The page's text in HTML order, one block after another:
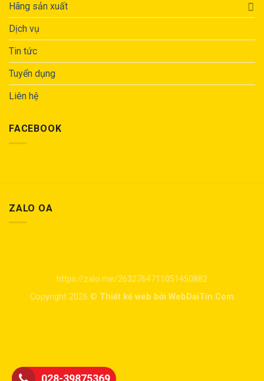
Hãng sản xuất
Dịch vụ
Tin tức
Tuyển dụng
Liên hệ
FACEBOOK
ZALO OA
https://zalo.me/2632764711051450882
Copyright 2026 © Thiết kế web bởi WebDaiTin.Com
028-39875369